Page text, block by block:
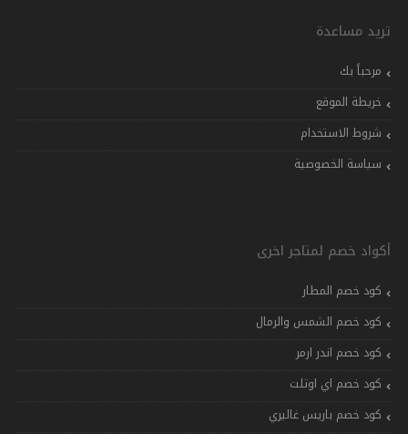
تريد مساعدة
مرحباً بك
خريطة الموقع
شروط الاستخدام
سياسة الخصوصية
أكواد خصم لمتاجر اخرى
كود خصم المطار
كود خصم الشمس والرمال
كود خصم اندر ارمر
كود خصم اي اوتلت
كود خصم باريس غاليري